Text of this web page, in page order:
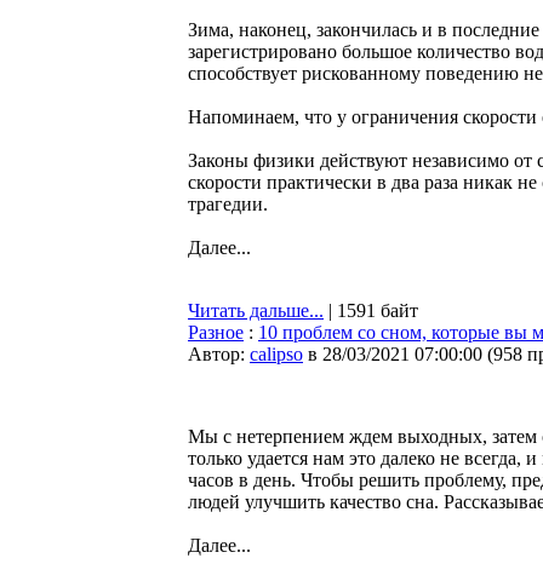
Зима, наконец, закончилась и в
зарегистрировано большое количество
способствует рискованному поведению
Напоминаем, что у ограничения скорости
Законы физики действуют независимо
скорости практически в два раза никак
трагедии.
Далее...
Читать дальше... | 1591 байт
Разное : 10 проблем со сном, которые вы
Автор: calipso в 28/03/2021 07:00:00 (958
Мы с нетерпением ждем выходных, затем
только удается нам это далеко не
часов в день. Чтобы решить проблему,
людей улучшить качество сна.
Далее...